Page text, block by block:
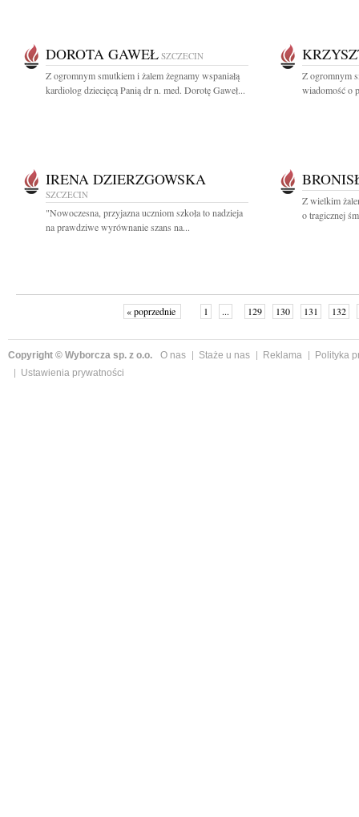
DOROTA GAWEŁ SZCZECIN
Z ogromnym smutkiem i żalem żegnamy wspaniałą
kardiolog dziecięcą Panią dr n. med. Dorotę Gaweł...
Z ogromnym
wiadomość o
IRENA DZIERZGOWSKA
SZCZECIN
"Nowoczesna, przyjazna uczniom szkoła to nadzieja
na prawdziwe wyrównanie szans na...
Z wielkim
o tragicznej
« poprzednie 1 ... 129 130 131 132
Copyright © Wyborcza sp. z o.o. O nas Staże u nas Reklama
Polityka
Ustawienia prywatności